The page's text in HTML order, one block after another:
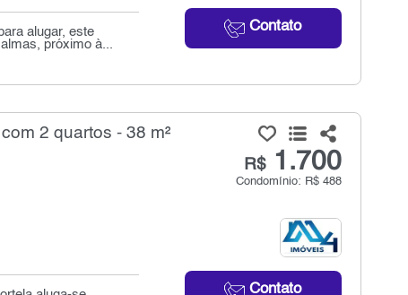
Contato
alugar, este
próximo à...
2 quartos - 38 m²
R$1.700
Condomínio: R$ 488
Contato